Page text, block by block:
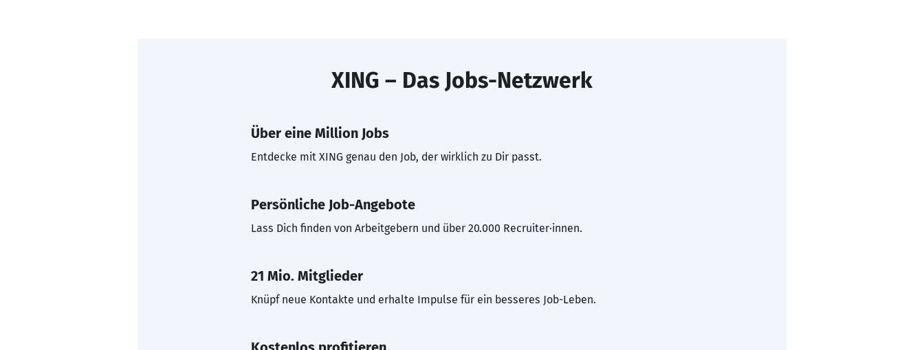
XING – Das Jobs-Netzwerk
Über eine Million Jobs
Entdecke mit XING genau den Job, der wirklich zu Dir passt.
Persönliche Job-Angebote
Lass Dich finden von Arbeitgebern und über 20.000 Recruiter·innen.
21 Mio. Mitglieder
Knüpf neue Kontakte und erhalte Impulse für ein besseres Job-Leben.